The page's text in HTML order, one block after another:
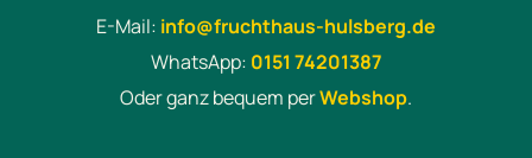
E-Mail: info@fruchthaus-hulsberg.de
WhatsApp: 0151 74201387
Oder ganz bequem perWebshop.